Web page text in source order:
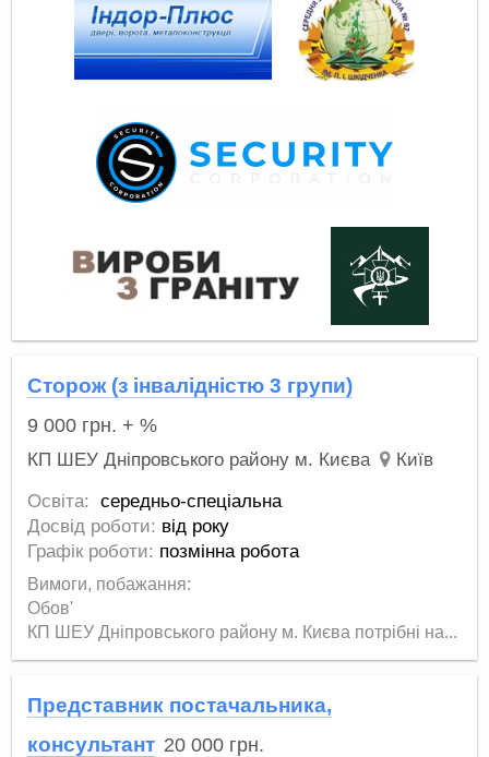
Сторож (з інвалідністю 3 групи)
9 000 грн. + %
КП ШЕУ Дніпровського району м. Києва Київ
Освіта:
середньо-спеціальна
Досвід роботи: від року
Графік роботи: позмінна робота
Вимоги, побажання:
Обов'
КП ШЕУ Дніпровського району м. Києва потрібні на...
Представник постачальника,
консультант 20 000 грн.